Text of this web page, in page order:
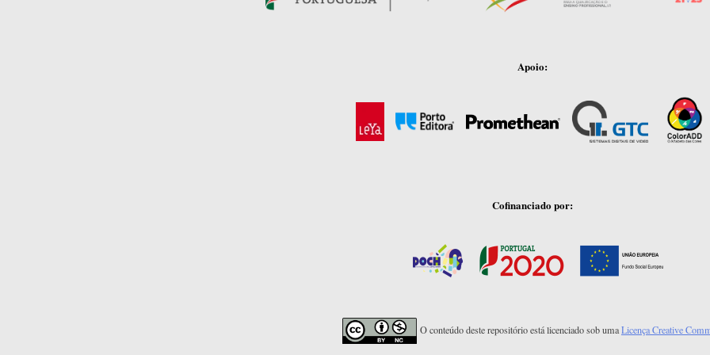
Apoio:
Cofinanciado por:
O conteúdo deste repositório está licenciado sob umaLicença Creative